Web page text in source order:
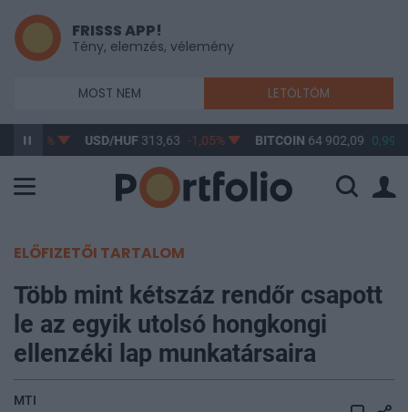
FRISSS APP!
Tény, elemzés, vélemény
MOST NEM LETÖLTÖM
-0,7% USD/HUF313,63 -1,05% BITCOIN 64 902,09 0,99%
ELŐFIZETŐI TARTALOM
Több mint kétszáz rendőr csapott
le az egyik utolsó hongkongi
ellenzéki lap munkatársaira
MTI